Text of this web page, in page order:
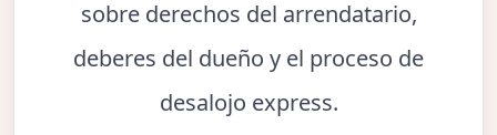
sobre derechos del arrendatario,
deberes del dueño y el proceso de
desalojo express.